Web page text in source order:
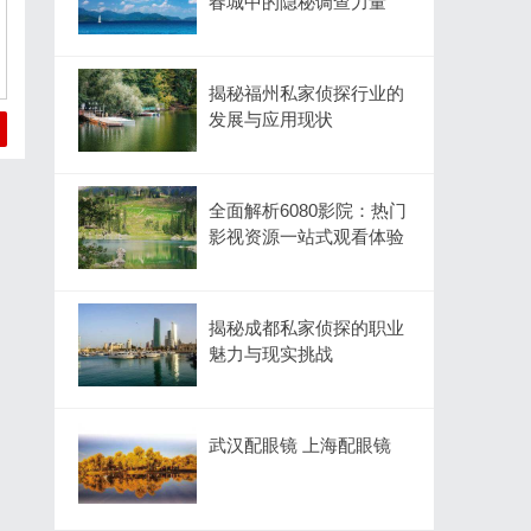
揭秘福州私家侦探行业的
发展与应用现状
全面解析6080影院：热门
影视资源一站式观看体验
揭秘成都私家侦探的职业
魅力与现实挑战
武汉配眼镜 上海配眼镜